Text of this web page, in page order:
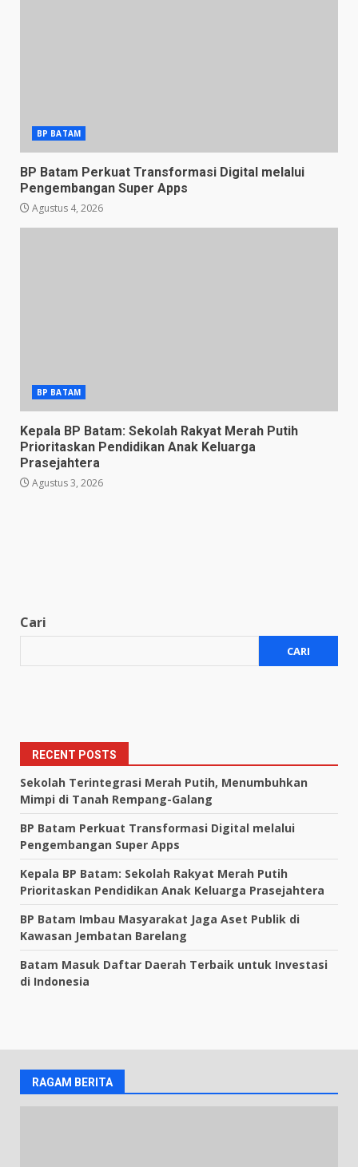
BP BATAM
BP Batam Perkuat Transformasi Digital melalui
Pengembangan Super Apps
Agustus 4, 2026
BP BATAM
Kepala BP Batam: Sekolah Rakyat Merah Putih
Prioritaskan Pendidikan Anak Keluarga
Prasejahtera
Agustus 3, 2026
Cari
CARI
RECENT POSTS
Sekolah Terintegrasi Merah Putih, Menumbuhkan
Mimpi di Tanah Rempang-Galang
BP Batam Perkuat Transformasi Digital melalui
Pengembangan Super Apps
Kepala BP Batam: Sekolah Rakyat Merah Putih
Prioritaskan Pendidikan Anak Keluarga Prasejahtera
BP Batam Imbau Masyarakat Jaga Aset Publik di
Kawasan Jembatan Barelang
Batam Masuk Daftar Daerah Terbaik untuk Investasi
di Indonesia
RAGAM BERITA